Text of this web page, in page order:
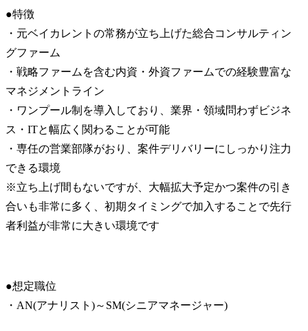
●特徴
・元ベイカレントの常務が立ち上げた総合コンサルティン
グファーム
・戦略ファームを含む内資・外資ファームでの経験豊富な
マネジメントライン
・ワンプール制を導入しており、業界・領域問わずビジネ
ス・ITと幅広く関わることが可能
・専任の営業部隊がおり、案件デリバリーにしっかり注力
できる環境
※立ち上げ間もないですが、大幅拡大予定かつ案件の引き
合いも非常に多く、初期タイミングで加入することで先行
者利益が非常に大きい環境です
●想定職位
・AN(アナリスト)～SM(シニアマネージャー)